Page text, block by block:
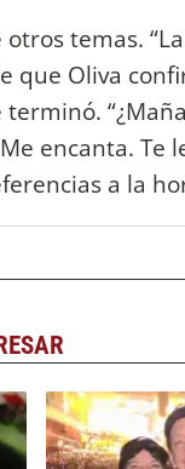
temas.
que Oliva
encanta. Te
a la